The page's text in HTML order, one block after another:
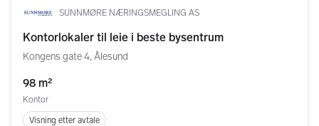
SUNNMØRE NÆRINGSMEGLING AS
Kontorlokaler til leie i beste bysentrum
Kongens gate 4, Ålesund
98 m²
Kontor
Visning etter avtale